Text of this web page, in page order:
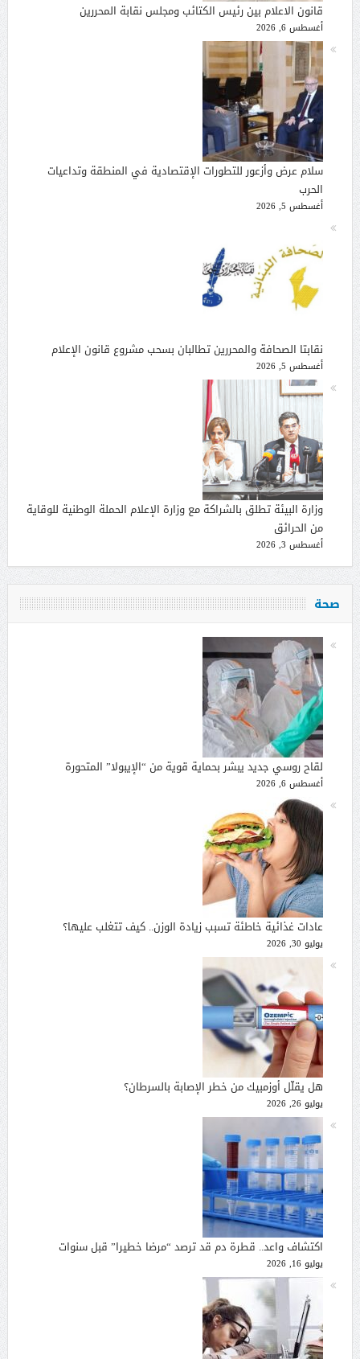
قانون الاعلام بين رئيس الكتائب ومجلس نقابة المحررين
أغسطس 6, 2026
سلام عرض وأزعور للتطورات الإقتصادية في المنطقة وتداعيات
الحرب
أغسطس 5, 2026
نقابتا الصحافة والمحررين تطالبان بسحب مشروع قانون الإعلام
أغسطس 5, 2026
وزارة البيئة تطلق بالشراكة مع وزارة الإعلام الحملة الوطنية للوقاية
من الحرائق
أغسطس 3, 2026
صحة
لقاح روسي جديد يبشر بحماية قوية من “الإيبولا” المتحورة
أغسطس 6, 2026
عادات غذائية خاطئة تسبب زيادة الوزن.. كيف تتغلب عليها؟
يوليو 30, 2026
هل يقلّل أوزمبيك من خطر الإصابة بالسرطان؟
يوليو 26, 2026
اكتشاف واعد.. قطرة دم قد ترصد “مرضا خطيرا” قبل سنوات
يوليو 16, 2026